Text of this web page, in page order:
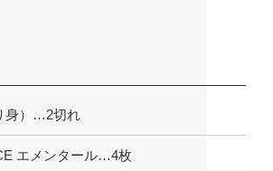
身）…2切れ
エメンタール…4枚